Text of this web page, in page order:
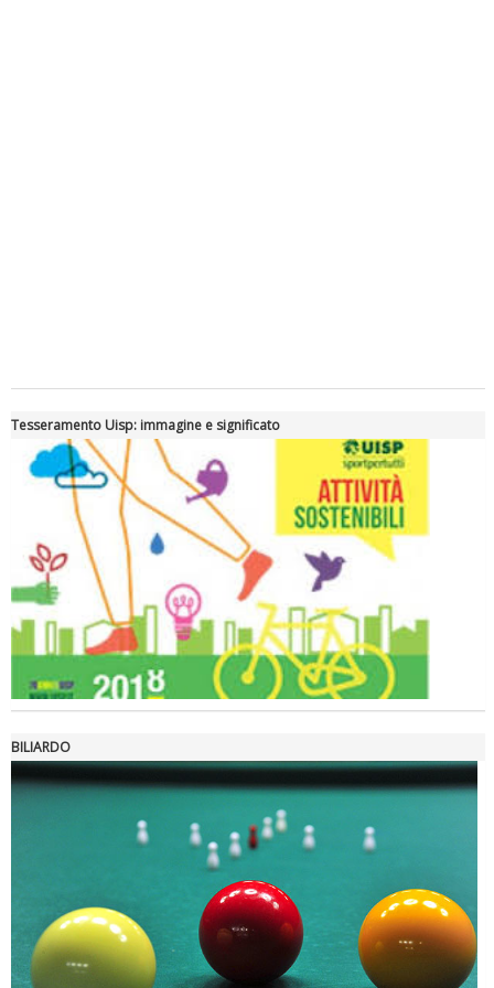
Tiziano Pesce a Radio InBlu2000 traccia il bilancio della stagione
Tesseramento Uisp: immagine e significato
BILIARDO